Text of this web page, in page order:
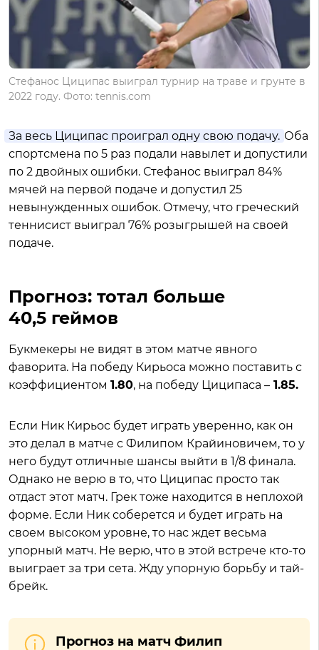
Стефанос Циципас выиграл турнир на траве и грунте в
2022 году. Фото: tennis.com
За весь Циципас проиграл одну свою подачу. Оба
спортсмена по 5 раз подали навылет и допустили
по 2 двойных ошибки. Стефанос выиграл 84%
мячей на первой подаче и допустил 25
невынужденных ошибок. Отмечу, что греческий
теннисист выиграл 76% розыгрышей на своей
подаче.
Прогноз: тотал больше
40,5 геймов
Букмекеры не видят в этом матче явного
фаворита. На победу Кирьоса можно поставить с
коэффициентом 1.80, на победу Циципаса – 1.85.
Если Ник Кирьос будет играть уверенно, как он
это делал в матче с Филипом Крайиновичем, то у
него будут отличные шансы выйти в 1/8 финала.
Однако не верю в то, что Циципас просто так
отдаст этот матч. Грек тоже находится в неплохой
форме. Если Ник соберется и будет играть на
своем высоком уровне, то нас ждет весьма
упорный матч. Не верю, что в этой встрече кто-то
выиграет за три сета. Жду упорную борьбу и тай-
брейк.
Прогноз на матч Филип